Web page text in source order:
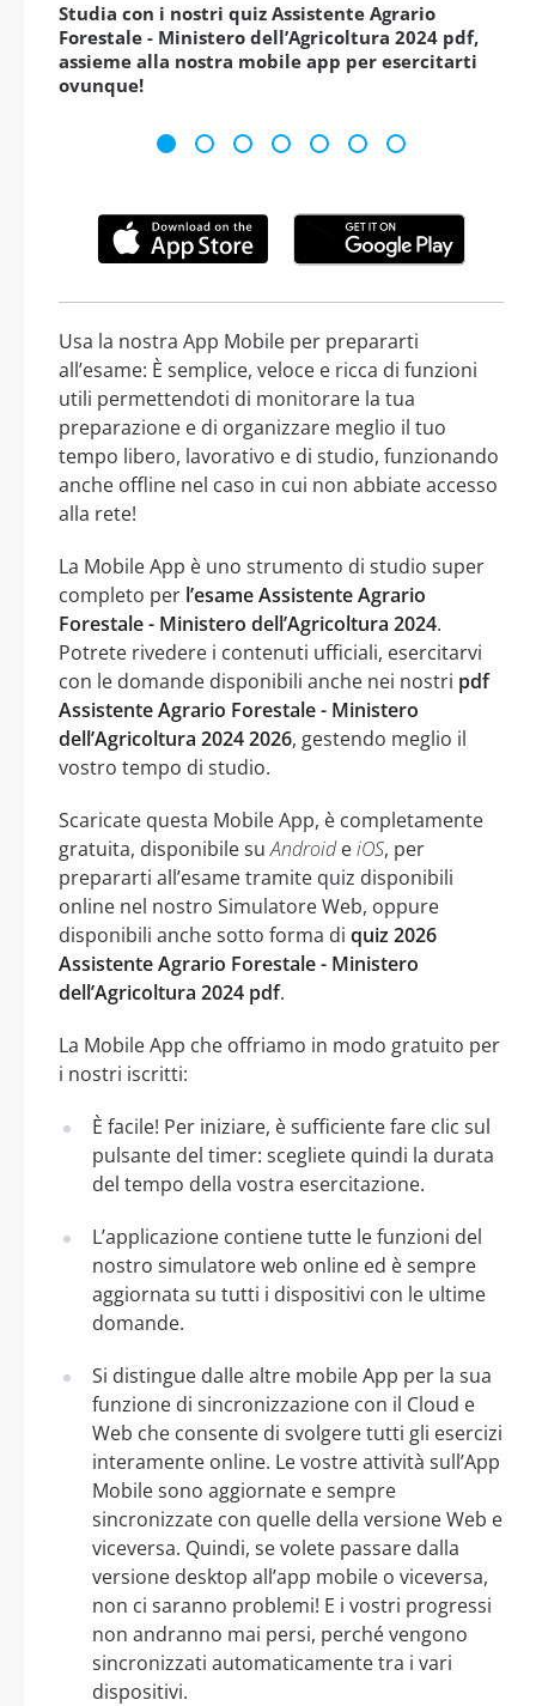
Studia con i nostri quiz Assistente Agrario
Forestale - Ministero dell’Agricoltura 2024 pdf,
assieme alla nostra mobile app per esercitarti
ovunque!
Usa la nostra App Mobile per prepararti
all’esame: È semplice, veloce e ricca di funzioni
utili permettendoti di monitorare la tua
preparazione e di organizzare meglio il tuo
tempo libero, lavorativo e di studio, funzionando
anche offline nel caso in cui non abbiate accesso
alla rete!
La Mobile App è uno strumento di studio super
completo per l’esame Assistente Agrario
Forestale - Ministero dell’Agricoltura 2024.
Potrete rivedere i contenuti ufficiali, esercitarvi
con le domande disponibili anche nei nostri pdf
Assistente Agrario Forestale - Ministero
dell’Agricoltura 2024 2026, gestendo meglio il
vostro tempo di studio.
Scaricate questa Mobile App, è completamente
gratuita, disponibile suAndroideiOS, per
prepararti all’esame tramite quiz disponibili
online nel nostro Simulatore Web, oppure
disponibili anche sotto forma di quiz 2026
Assistente Agrario Forestale - Ministero
dell’Agricoltura 2024 pdf.
La Mobile App che offriamo in modo gratuito per
i nostri iscritti:
È facile! Per iniziare, è sufficiente fare clic sul
pulsante del timer: scegliete quindi la durata
del tempo della vostra esercitazione.
L’applicazione contiene tutte le funzioni del
nostro simulatore web online ed è sempre
aggiornata su tutti i dispositivi con le ultime
domande.
Si distingue dalle altre mobile App per la sua
funzione di sincronizzazione con il Cloud e
Web che consente di svolgere tutti gli esercizi
interamente online. Le vostre attività sull’App
Mobile sono aggiornate e sempre
sincronizzate con quelle della versione Web e
viceversa. Quindi, se volete passare dalla
versione desktop all’app mobile o viceversa,
non ci saranno problemi! E i vostri progressi
non andranno mai persi, perché vengono
sincronizzati automaticamente tra i vari
dispositivi.